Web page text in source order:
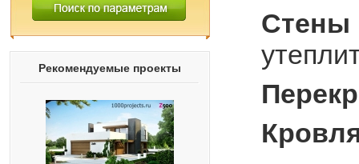
Рекомендуемые проекты
Стены